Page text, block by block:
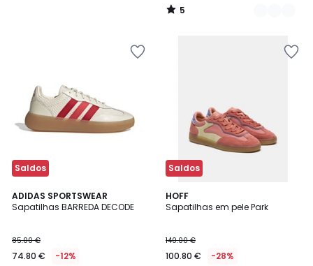
5
/
Saldos
ADIDAS SPORTSWEAR
Sapatilhas BARREDA DECODE
85.00 €
74.80 € -12%
4,9
/ 5
Saldos
HOFF
Sapatilhas em pele Park
140.00 €
100.80 € -28%